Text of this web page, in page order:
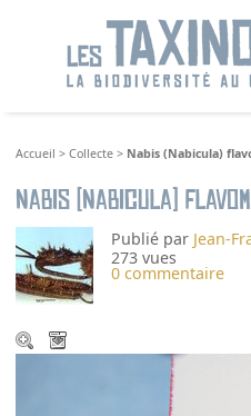
Accueil >Collecte > Nabis (Nabicula)
Nabis (Nabicula)
Publié par Jean-
273 vues
0 commentaire